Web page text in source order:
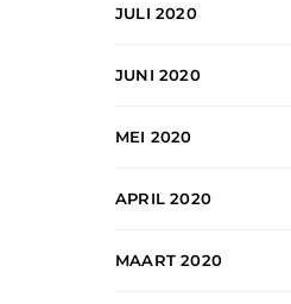
JULI 2020
JUNI 2020
MEI 2020
APRIL 2020
MAART 2020